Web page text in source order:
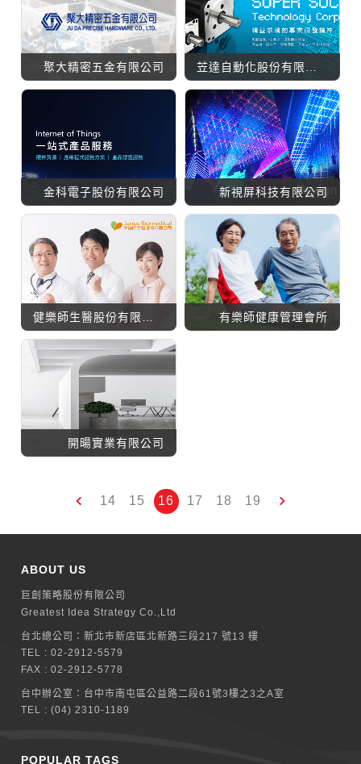
聚大精密五金有限公司
金科電子股份有限公司 新視屏科技有限公司
健樂師生醫股份有限公司 有樂師健康管理會所
開暘實業有限公司
14 15 16 17 18 19
ABOUT US
巨創策略股份有限公司
Greatest Idea Strategy Co.,Ltd
台北總公司：新北巿新店區北新路三段217 號13 樓
TEL :02-2912-5579
FAX : 02-2912-5778
台中辦公室： 台中市南屯區公益路二段61號3樓之3之A室
TEL :(04) 2310-1189
POPULAR TAGS